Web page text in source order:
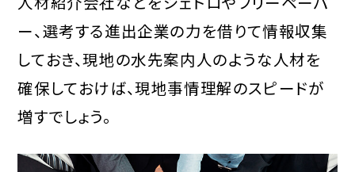
ー、選考する進出企業の力を借りて情報収集
しておき、現地の水先案内人のような人材を
確保しておけば、現地事情理解のスピードが
増すでしょう。